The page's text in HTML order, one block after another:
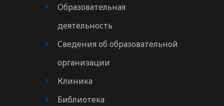
Образовательная
деятельность
Сведения об образовательной
организации
Клиника
Библиотека